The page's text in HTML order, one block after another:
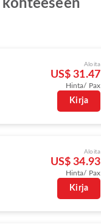
Aloita
US$ 31.47
Hinta/ Pax
Kirja
Aloita
US$ 34.93
Hinta/ Pax
Kirja